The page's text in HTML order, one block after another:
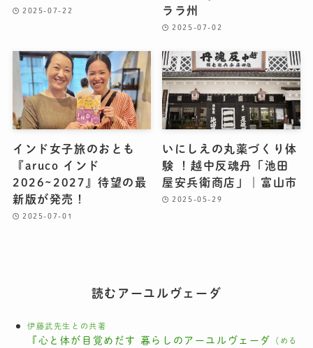
2025-07-22
ララ州
2025-07-02
インド女子旅のおとも
『aruco インド
2026~2027』待望の最
新版が発売！
2025-07-01
いにしえの丸薬づくり体
験 ！越中反魂丹「池田
屋安兵衛商店」｜富山市
2025-05-29
読むアーユルヴェーダ
伊藤武先生との共著
『心と体が目覚めだす 暮らしのアーユルヴェーダ （める